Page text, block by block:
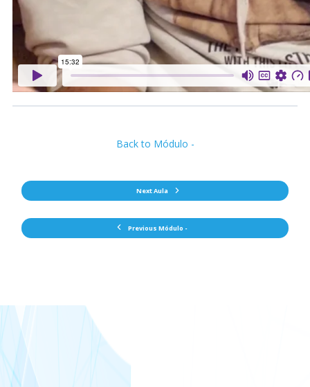
Previous Módulo -
Back to Módulo -
Next Aula